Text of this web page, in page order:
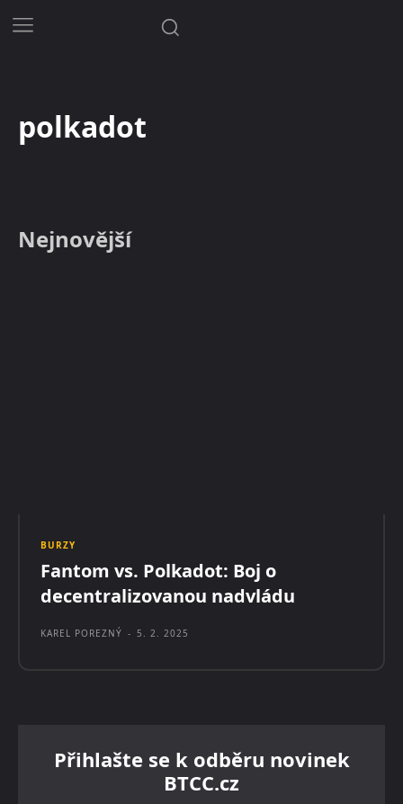
polkadot
Nejnovější
BURZY
Fantom vs. Polkadot: Boj o
decentralizovanou nadvládu
KAREL POREZNÝ - 5. 2. 2025
Přihlašte se k odběru novinek
BTCC.cz